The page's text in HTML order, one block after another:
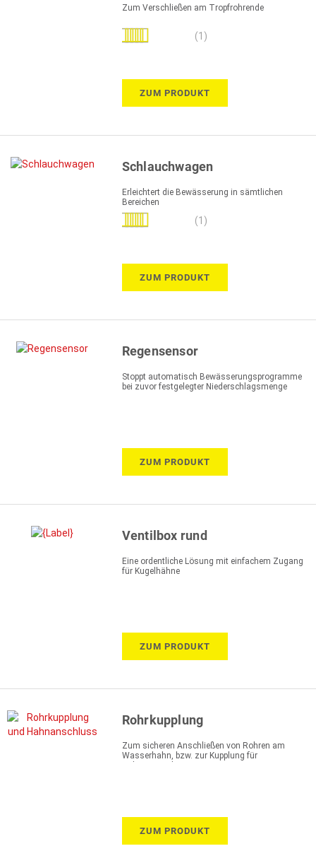
Zum Verschließen am Tropfrohrende
Bewertung: (1)
ZUM PRODUKT
Schlauchwagen
Erleichtert die Bewässerung in sämtlichen
Bereichen
Bewertung:
(1)
ZUM PRODUKT
Regensensor
Stoppt automatisch Bewässerungsprogramme
bei zuvor festgelegter Niederschlagsmenge
ZUM PRODUKT
Ventilbox rund
Eine ordentliche Lösung mit einfachem Zugang
für Kugelhähne
ZUM PRODUKT
Rohrkupplung
Zum sicheren Anschließen von Rohren am
Wasserhahn, bzw. zur Kupplung für
Zuleitungsrohre
ZUM PRODUKT